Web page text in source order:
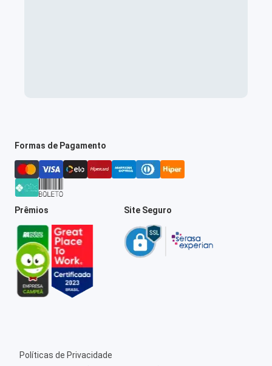
Formas de Pagamento
Prêmios Site Seguro
Políticas de Privacidade